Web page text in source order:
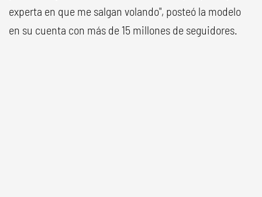
experta en que me salgan volando", posteó la modelo
en su cuenta con más de 15 millones de seguidores.